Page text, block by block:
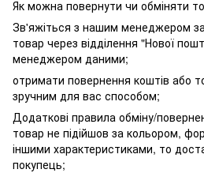
Як можна повернути чи обміняти
Зв'яжіться з нашим менеджером
товар через відділення "Нової
менеджером даними;
отримати повернення коштів або
зручним для вас способом;
Додаткові правила обміну/
товар не підійшов за кольором,
іншими характеристиками, то
покупець;